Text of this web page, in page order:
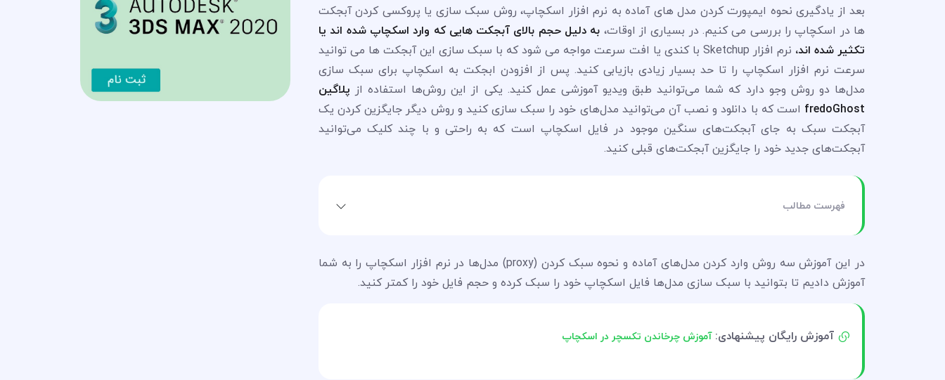
بعد از یادگیری نحوه ایمپورت کردن مدل های آماده به نرم افزار اسکچاپ، روش سبک سازی یا پروکسی کردن آبجکت
ها در اسکچاپ را بررسی می کنیم. در بسیاری از اوقات، به دلیل حجم بالای آبجکت هایی که وارد اسکچاپ شده اند یا
تکثیر شده اند،
نرم افزار Sketchup با کندی یا افت سرعت مواجه می شود که با سبک سازی این آبجکت ها می توانید
سرعت نرم افزار اسکچاپ را تا حد بسیار زیادی بازیابی کنید. پس از افزودن ابجکت به اسکچاپ برای سبک سازی
مدل‌ها دو روش وجو دارد که شما می‌توانید طبق ویدیو آموزشی عمل کنید. یکی از این روش‌ها استفاده از پلاگین
fredoGhost است که با دانلود و نصب آن می‌توانید مدل‌های خود را سبک سازی کنید و روش دیگر جایگزین کردن یک
آبجکت سبک به جای آبجکت‌های سنگین موجود در فایل اسکچاپ است که به راحتی و با چند کلیک می‌توانید
آبجکت‌های جدید خود را جایگزین آبجکت‌های قبلی کنید.
فهرست مطالب
در این آموزش سه روش وارد کردن مدل‌های آماده و نحوه سبک کردن (proxy) مدل‌ها در نرم افزار اسکچاپ را به شما
آموزش دادیم تا بتوانید با سبک سازی مدل‌ها فایل اسکچاپ خود را سبک کرده و حجم فایل خود را کمتر کنید.
آموزش رایگان پیشنهادی: آموزش چرخاندن تکسچر در اسکچاپ